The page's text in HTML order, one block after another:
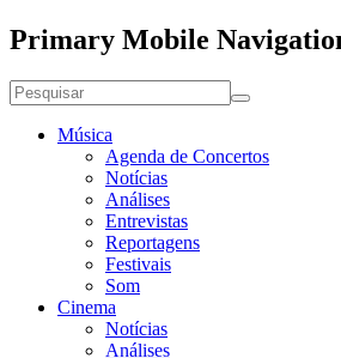
Primary Mobile
Música
Agenda de Concertos
Notícias
Análises
Entrevistas
Reportagens
Festivais
Som
Cinema
Notícias
Análises